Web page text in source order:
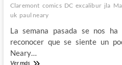
Claremont comics DC excalibur jla
uk paul neary
La semana pasada se nos
reconocer que se siente un
Neary…
Ver másPaul